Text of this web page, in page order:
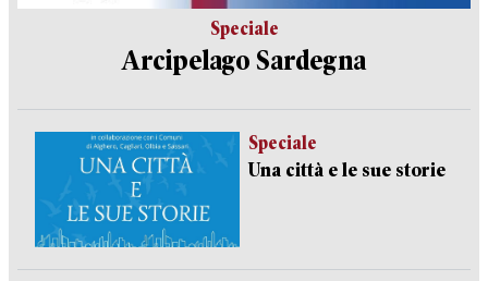
Speciale
Arcipelago Sardegna
Speciale
Una città e le sue storie